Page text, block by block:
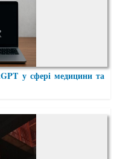
у сфері медицини та